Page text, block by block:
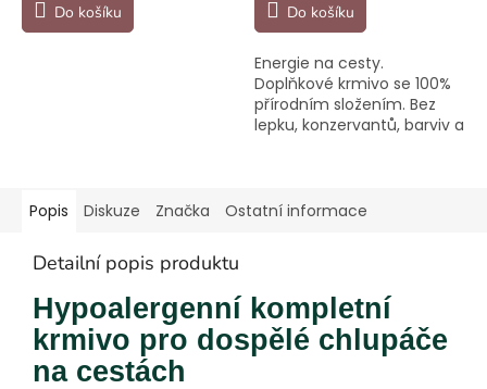
Do košíku Do košíku
Energie na cesty.
Doplňkové krmivo se 100%
přírodním složením. Bez
lepku, konzervantů, barviv a
Popis Diskuze Značka Ostatní informace
Detailní popis produktu
Hypoalergenní kompletní
krmivo pro dospělé chlupáče
na cestách